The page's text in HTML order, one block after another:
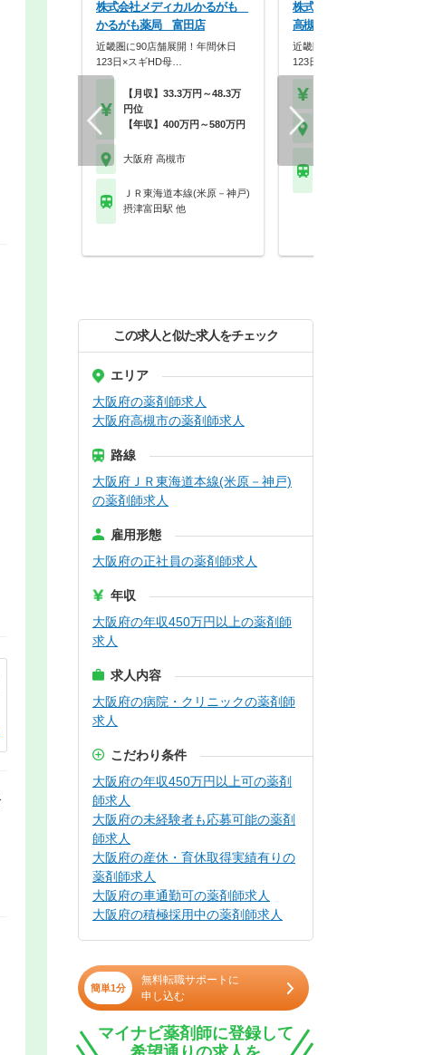
株式会社メディカルかるがも
かるがも薬局 富田店
近畿圏に90店舗展開！年間休日
123日×スギHD母…
【月収】33.3万円～48.3万
円位
【年収】400万円～580万円
大阪府 高槻市
ＪＲ東海道本線(米原－神戸)
摂津富田駅 他
株式会社メディカルかる
高槻店
近畿圏に90店舗展開！年間
123日×スギHD母…
この求人と似た求人をチェック
エリア
大阪府の薬剤師求人
大阪府高槻市の薬剤師求人
路線
大阪府ＪＲ東海道本線(米原－神戸)
の薬剤師求人
雇用形態
大阪府の正社員の薬剤師求人
年収
大阪府の年収450万円以上の薬剤師
求人
求人内容
大阪府の病院・クリニックの薬剤師
求人
こだわり条件
大阪府の年収450万円以上可の薬剤
師求人
大阪府の未経験者も応募可能の薬剤
師求人
大阪府の産休・育休取得実績有りの
薬剤師求人
大阪府の車通勤可の薬剤師求人
大阪府の積極採用中の薬剤師求人
簡単1分
無料転職サポートに
申し込む
マイナビ薬剤師に登録して